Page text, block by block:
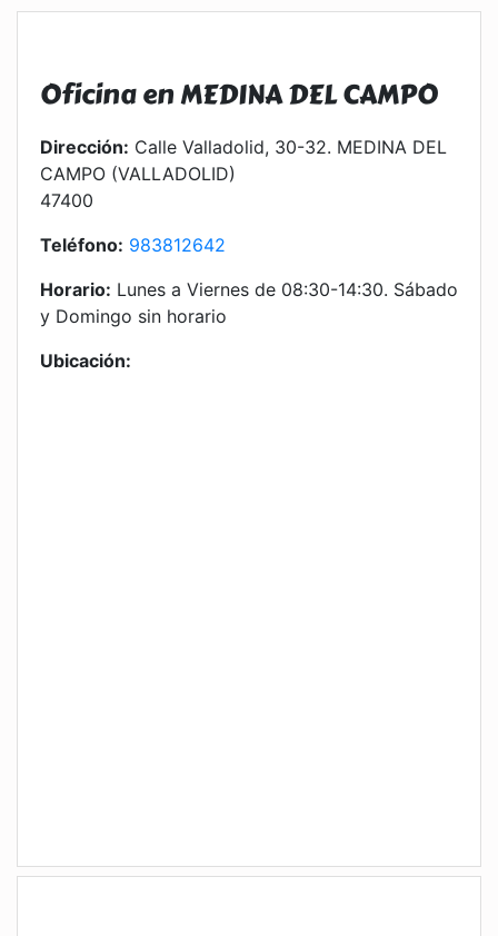
Oficina en MEDINA DEL CAMPO
Dirección: Calle Valladolid, 30-32. MEDINA DEL
CAMPO (VALLADOLID)
47400
Teléfono: 983812642
Horario: Lunes a Viernes de 08:30-14:30. Sábado
y Domingo sin horario
Ubicación: